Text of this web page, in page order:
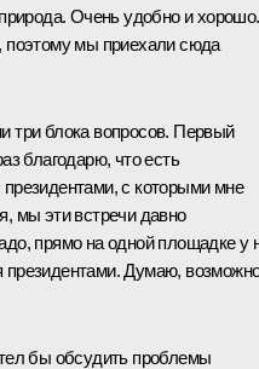
Очень удобно и хорошо.
поэтому мы приехали сюда
три блока вопросов. Первый
благодарю, что есть
президентами, с которыми мне
мы эти встречи давно
прямо на одной площадке у
президентами. Думаю,
бы обсудить проблемы